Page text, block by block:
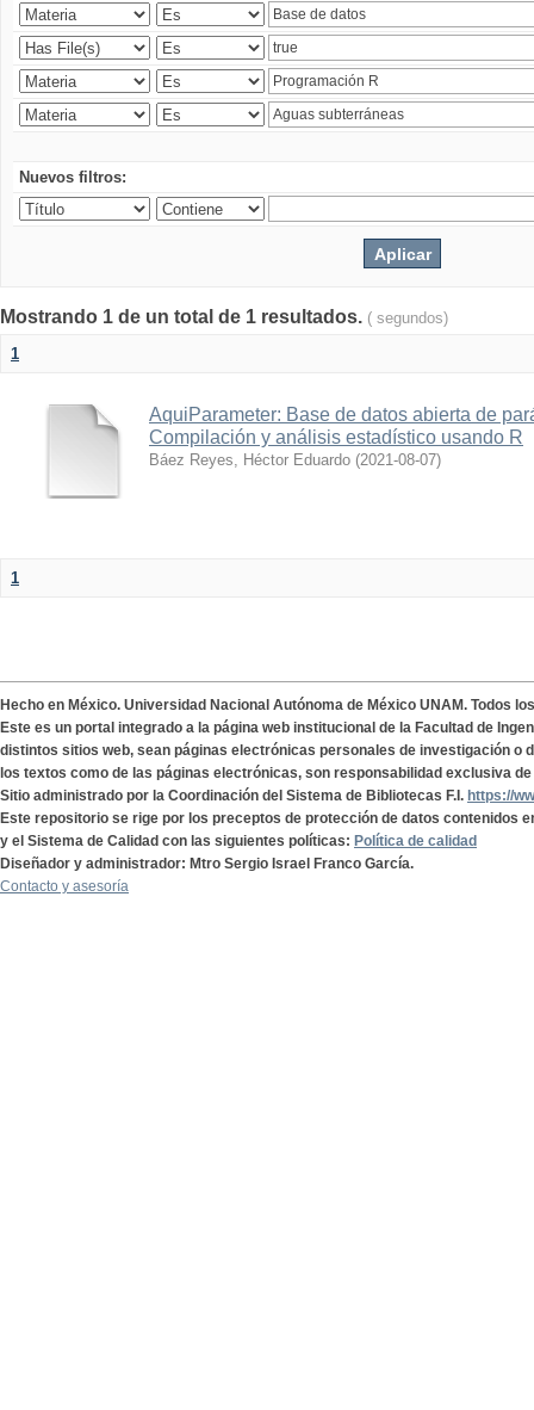
Nuevos filtros:
Mostrando 1 de un total de 1 resultados. ( segundos)
1
AquiParameter: Base de datos abierta de
Compilación y análisis estadístico usando R
Báez Reyes, Héctor Eduardo (2021-08-07)
1
Hecho en México. Universidad Nacional Autónoma de México UNAM. Todos
Este es un portal integrado a la página web institucional de la Facultad de
distintos sitios web, sean páginas electrónicas personales de investigación o
los textos como de las páginas electrónicas, son responsabilidad exclusiva
Sitio administrado por la Coordinación del Sistema de Bibliotecas F.I. https://
Este repositorio se rige por los preceptos de protección de datos contenidos
y el Sistema de Calidad con las siguientes políticas: Política de calidad
Diseñador y administrador: Mtro Sergio Israel Franco García.
Contacto y asesoría